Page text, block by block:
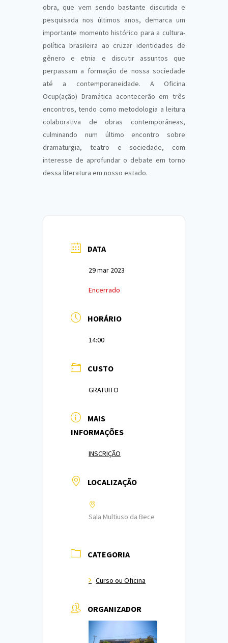
obra, que vem sendo bastante discutida e
pesquisada nos últimos anos, demarca um
importante momento histórico para a cultura-
política brasileira ao cruzar identidades de
gênero e etnia e discutir assuntos que
perpassam a formação de nossa sociedade
até a contemporaneidade. A Oficina
Ocup(ação) Dramática acontecerão em três
encontros, tendo como metodologia a leitura
colaborativa de obras contemporâneas,
culminando num último encontro sobre
dramaturgia, teatro e sociedade, com
interesse de aprofundar o debate em torno
dessa literatura em nosso estado.
DATA
29 mar 2023
Encerrado
HORÁRIO
14:00
CUSTO
GRATUITO
MAIS
INFORMAÇÕES
INSCRIÇÃO
LOCALIZAÇÃO
Sala Multiuso da Bece
CATEGORIA
Curso ou Oficina
ORGANIZADOR